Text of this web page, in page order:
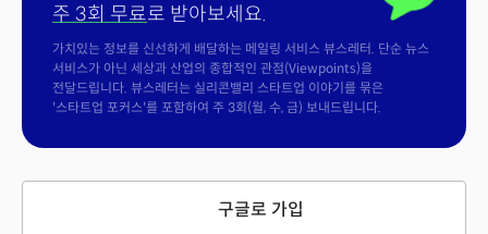
주 3회 무료로 받아보세요.
가치있는 정보를 신선하게 배달하는 메일링 서비스 뷰스레터. 단순 뉴스
서비스가 아닌 세상과 산업의 종합적인 관점(Viewpoints)을
전달드립니다. 뷰스레터는 실리콘밸리 스타트업 이야기를 묶은
'스타트업 포커스'를 포함하여 주 3회(월, 수, 금) 보내드립니다.
구글로 가입